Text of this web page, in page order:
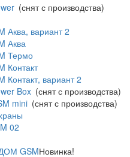
(снят с производства)
Аква, вариант 2
Аква
Термо
Контакт
Контакт, вариант 2
Box (снят с производства)
mini (снят с производства)
02
GSMНовинка!